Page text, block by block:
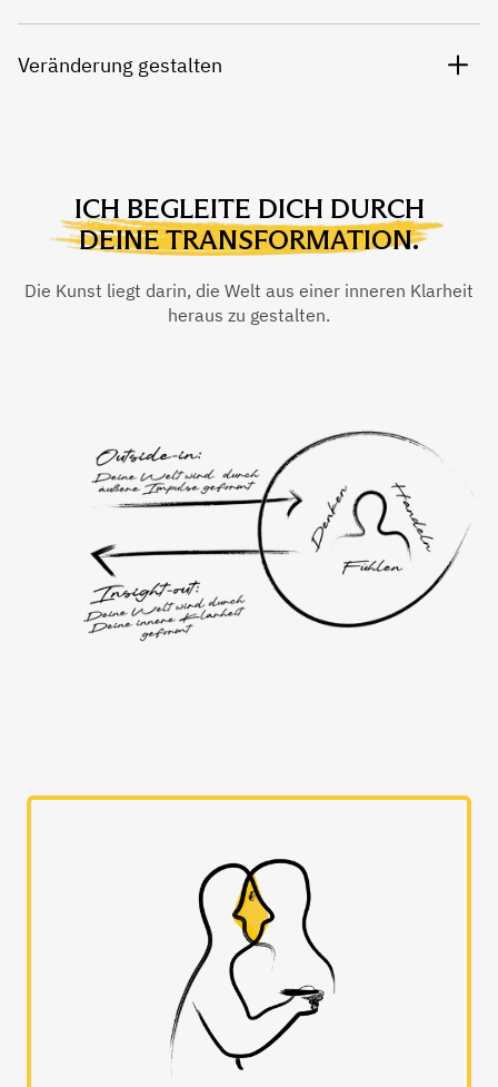
Veränderung gestalten
ICH BEGLEITE DICH DURCH
DEINE TRANSFORMATION.
Die Kunst liegt darin, die Welt aus einer inneren Klarheit
heraus zu gestalten.